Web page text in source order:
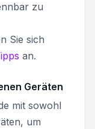
zu
Sie sich
an.
Geräten
mit sowohl
um